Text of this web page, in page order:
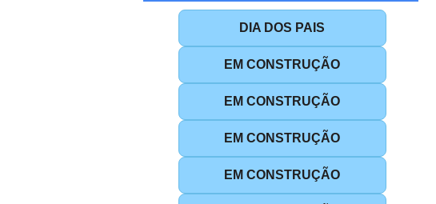
DIA DOS PAIS
EM CONSTRUÇÃO
EM CONSTRUÇÃO
EM CONSTRUÇÃO
EM CONSTRUÇÃO